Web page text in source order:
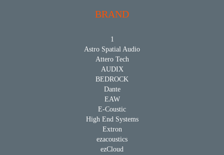
BRAND
1
Astro Spatial Audio
Attero Tech
AUDIX
BEDROCK
Dante
EAW
E-Coustic
High End Systems
Extron
ezacoustics
ezCloud